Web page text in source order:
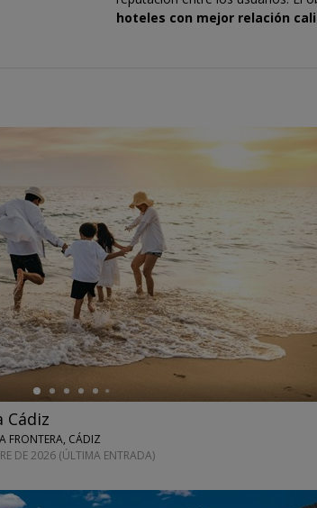
hoteles con mejor relación
Cádiz
FRONTERA, CÁDIZ
DE 2026 (ÚLTIMA ENTRADA)